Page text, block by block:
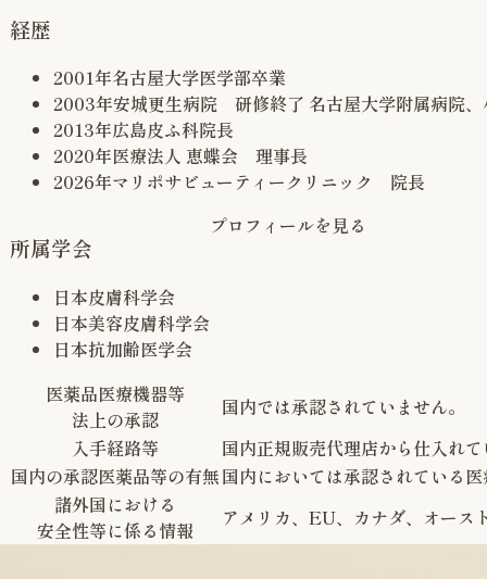
経歴
2001年名古屋大学医学部卒業
2003年安城更生病院 研修終了 名古屋大学附属病院
2013年広島皮ふ科院長
2020年医療法人 恵蝶会 理事長
2026年マリポサビューティークリニック 院長
所属学会
日本皮膚科学会
日本美容皮膚科学会
日本抗加齢医学会
プロフィールを見る
医薬品医療機器等
法上の承認
国内では承認されていません。
入手経路等
国内正規販売代理店から仕入れ
国内の承認医薬品等の有無国内においては承認されている
諸外国における
安全性等に係る情報
アメリカ、EU、カナダ、オース